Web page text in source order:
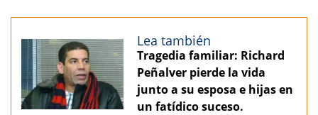
Lea también
Tragedia familiar: Richard
Peñalver pierde la vida
junto a su esposa e hijas en
un fatídico suceso.